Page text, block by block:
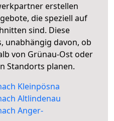
erstellen
die speziell auf
sind. Diese
unabhängig davon, ob
von Grünau-Ost oder
Standorts planen.
Kleinpösna
Altlindenau
Anger-